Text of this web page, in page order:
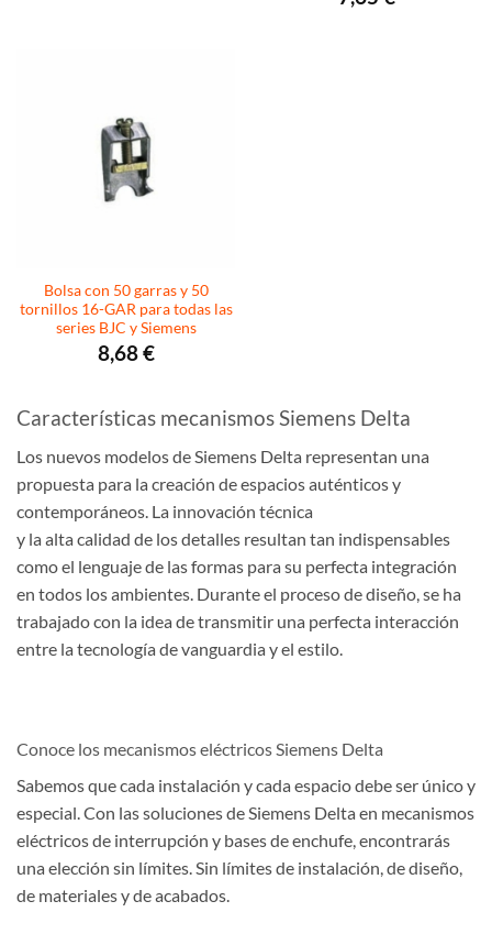
Bolsa con 50 garras y 50
tornillos 16-GAR para todas las
series BJC y Siemens
8,68€
Características mecanismos Siemens Delta
Los nuevos modelos de Siemens Delta representan una
propuesta para la creación de espacios auténticos y
contemporáneos. La innovación técnica
y la alta calidad de los detalles resultan tan indispensables
como el lenguaje de las formas para su perfecta integración
en todos los ambientes. Durante el proceso de diseño, se ha
trabajado con la idea de transmitir una perfecta interacción
entre la tecnología de vanguardia y el estilo.
Conoce los mecanismos eléctricos Siemens Delta
Sabemos que cada instalación y cada espacio debe ser único y
especial. Con las soluciones de Siemens Delta en mecanismos
eléctricos de interrupción y bases de enchufe, encontrarás
una elección sin límites. Sin límites de instalación, de diseño,
de materiales y de acabados.